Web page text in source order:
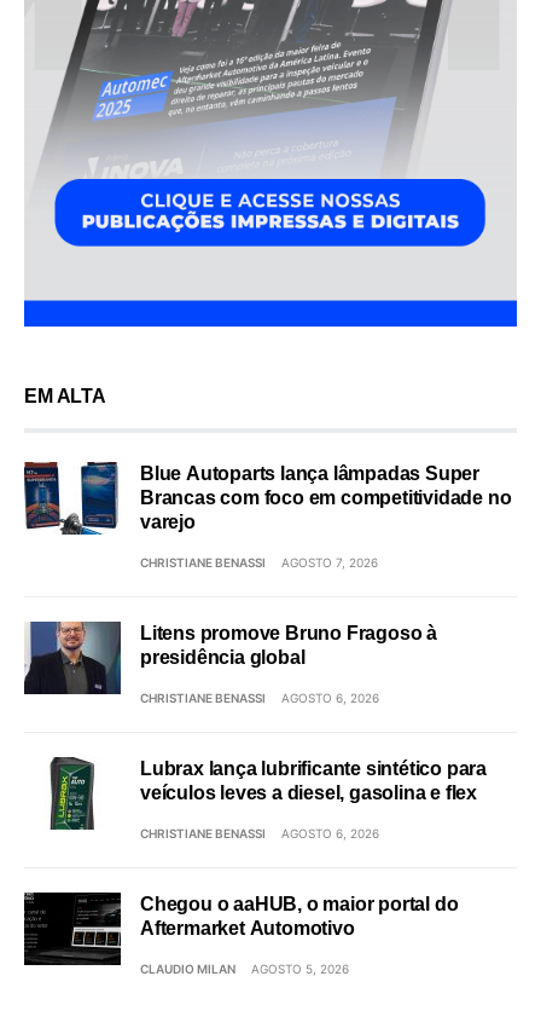
EM ALTA
Blue Autoparts lança lâmpadas Super
Brancas com foco em competitividade no
varejo
CHRISTIANE BENASSI AGOSTO 7, 2026
Litens promove Bruno Fragoso à
presidência global
CHRISTIANE BENASSI AGOSTO 6, 2026
Lubrax lança lubrificante sintético para
veículos leves a diesel, gasolina e flex
CHRISTIANE BENASSI AGOSTO 6, 2026
Chegou o aaHUB, o maior portal do
Aftermarket Automotivo
CLAUDIO MILAN AGOSTO 5, 2026